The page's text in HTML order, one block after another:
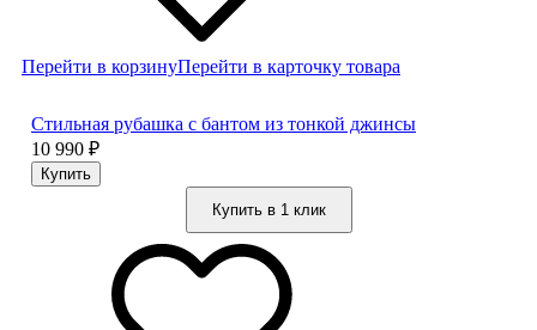
Перейти в корзинуПерейти в карточку товара
Стильная рубашка с бантом из тонкой джинсы
10 990 ₽
Купить в 1 клик